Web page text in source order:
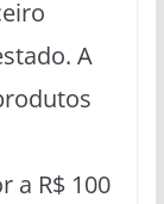
A
a R$ 100